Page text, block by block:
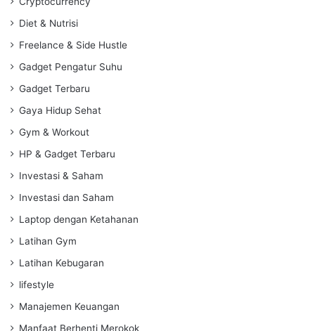
Diet & Nutrisi
Freelance & Side Hustle
Gadget Pengatur Suhu
Gadget Terbaru
Gaya Hidup Sehat
Gym & Workout
HP & Gadget Terbaru
Investasi & Saham
Investasi dan Saham
Laptop dengan Ketahanan
Latihan Gym
Latihan Kebugaran
lifestyle
Manajemen Keuangan
Manfaat Berhenti Merokok